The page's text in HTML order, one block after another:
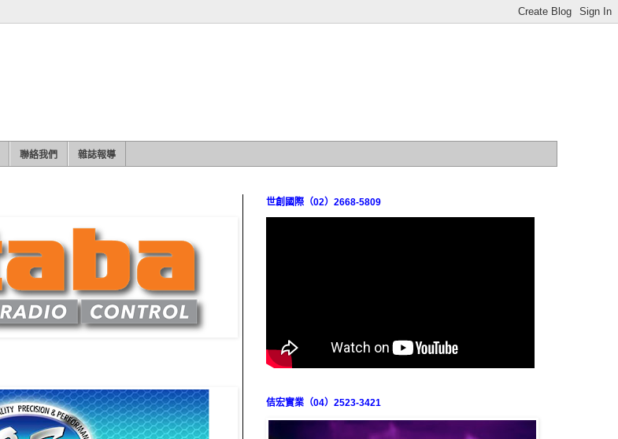
聯絡我們 雜誌報導
世創國際（02）2668-5809
佶宏實業（04）2523-3421